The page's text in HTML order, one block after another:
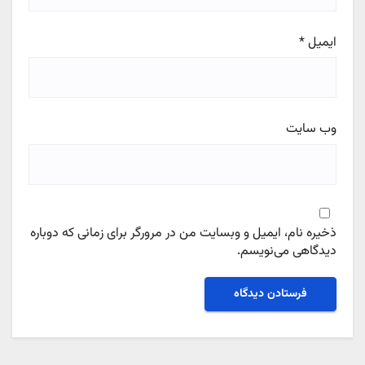
ایمیل*
وب‌ سایت
ذخیره نام، ایمیل و وبسایت من در مرورگر برای زمانی که دوباره
دیدگاهی می‌نویسم.